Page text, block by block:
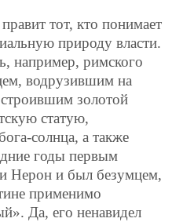
тот, кто понимает
природу власти.
например, римского
водрузившим на
золотой
статую,
солнца, а также
годы первым
Нерон и был безумцем,
применимо
Да, его ненавидел